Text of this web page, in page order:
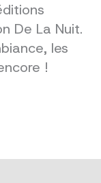
De La Nuit.
les
!